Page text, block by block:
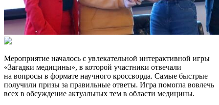
Мероприятие началось с увлекательной интерактивной игры
«Загадки медицины», в которой участники отвечали
на вопросы в формате научного кроссворда. Самые быстрые
получили призы за правильные ответы. Игра помогла вовлечь
всех в обсуждение актуальных тем в области медицины.